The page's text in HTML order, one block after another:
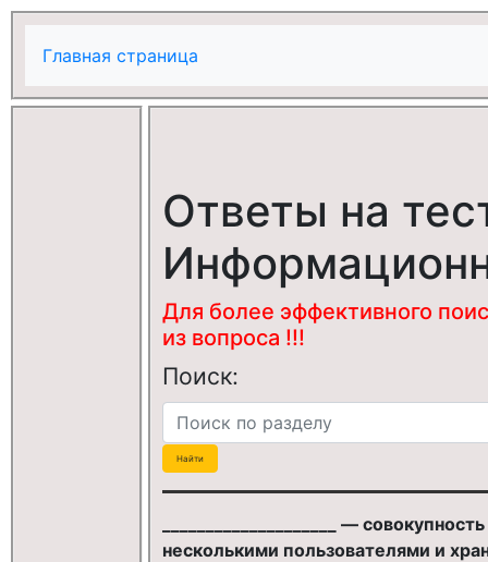
Главная страница
Ответы на
Для более эффективного
из вопроса !!!
Поиск:
____________________ —
несколькими пользователями и